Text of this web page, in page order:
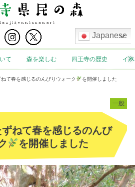
Japanese
て 森を楽しむ 四王寺の歴史 イ
て春を感じるのんびりウォーク を開催しました
一般
ねて春を感じるのんび
を開催しました